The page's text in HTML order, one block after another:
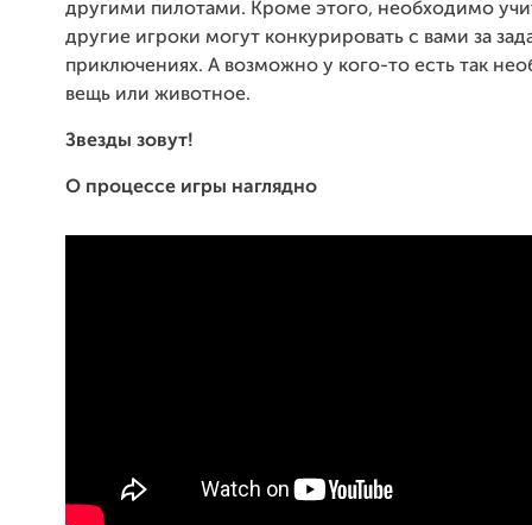
другими пилотами. Кроме этого, необходимо
другие игроки могут конкурировать с вами за
приключениях. А возможно у кого-то есть так
вещь или животное.
Звезды зовут!
О процессе игры наглядно